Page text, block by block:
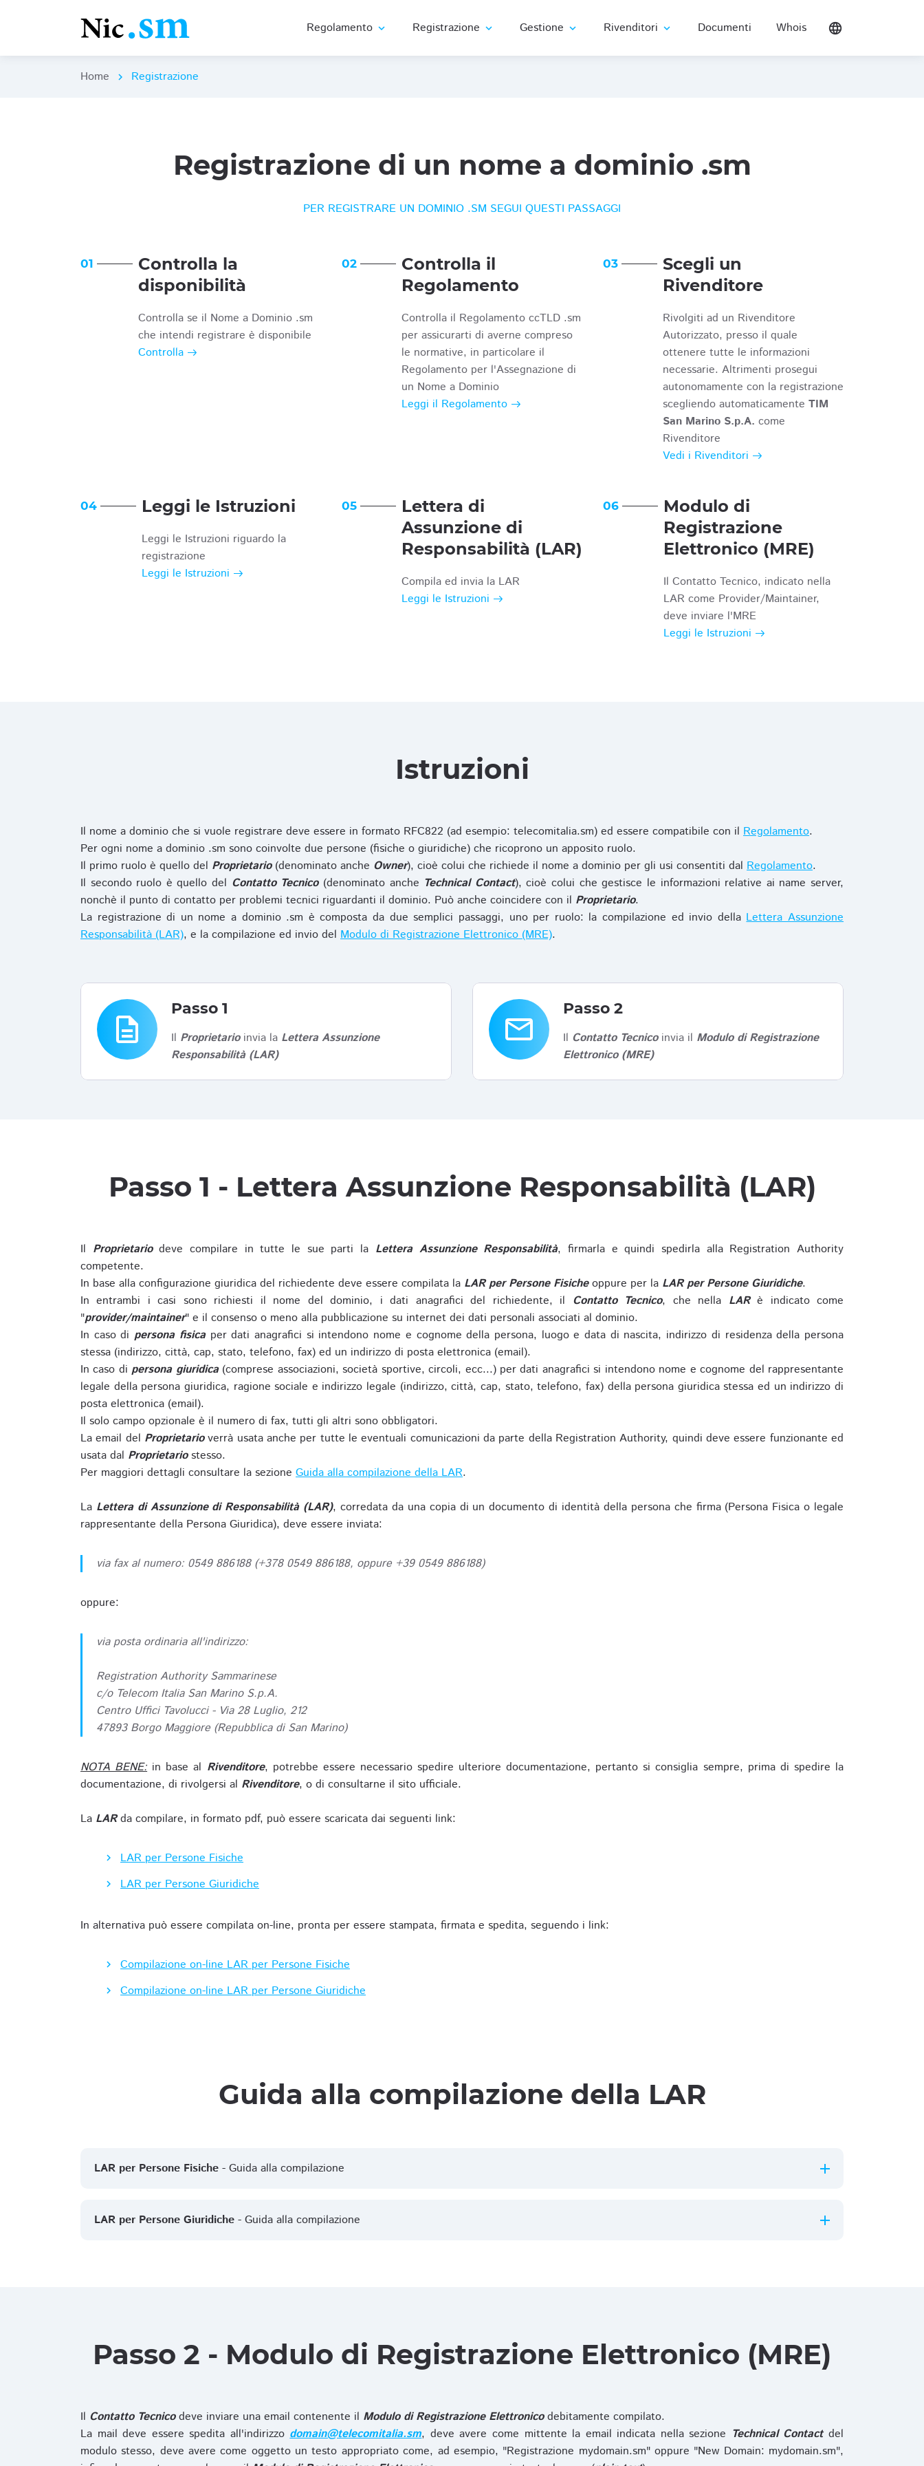
Regolamento expand_more Registrazione expand_more Gestione expand_more Rivenditori expand_more Documenti Whois language
Home chevron_right Registrazione
Registrazione di un nome a dominio .sm
PER REGISTRARE UN DOMINIO .SM SEGUI QUESTI PASSAGGI
01
Controlla la
disponibilità
Controlla se il Nome a Dominio .sm
che intendi registrare è disponibile
Controlla
02
Controlla il
Regolamento
Controlla il Regolamento ccTLD .sm
per assicurarti di averne compreso
le normative, in particolare il
Regolamento per l'Assegnazione di
un Nome a Dominio
Leggi il Regolamento
03
Scegli un
Rivenditore
Rivolgiti ad un Rivenditore
Autorizzato, presso il quale
ottenere tutte le informazioni
necessarie. Altrimenti prosegui
autonomamente con la registrazione
scegliendo automaticamente TIM
San Marino S.p.A. come
Rivenditore
Vedi i Rivenditori
04 Leggi le Istruzioni
Leggi le Istruzioni riguardo la
registrazione
Leggi le Istruzioni
05
Lettera di
Assunzione di
Responsabilità (LAR)
Compila ed invia la LAR
Leggi le Istruzioni
06
Modulo di
Registrazione
Elettronico (MRE)
Il Contatto Tecnico, indicato nella
LAR come Provider/Maintainer,
deve inviare l'MRE
Leggi le Istruzioni
Istruzioni
Il nome a dominio che si vuole registrare deve essere in formato RFC822 (ad esempio: telecomitalia.sm) ed essere compatibile con il Regolamento.
Per ogni nome a dominio .sm sono coinvolte due persone (fisiche o giuridiche) che ricoprono un apposito ruolo.
Il primo ruolo è quello del Proprietario(denominato anche Owner), cioè colui che richiede il nome a dominio per gli usi consentiti dal Regolamento.
Il secondo ruolo è quello del Contatto Tecnico(denominato anche Technical Contact), cioè colui che gestisce le informazioni relative ai name server,
nonchè il punto di contatto per problemi tecnici riguardanti il dominio. Può anche coincidere con il Proprietario.
La registrazione di un nome a dominio .sm è composta da due semplici passaggi, uno per ruolo: la compilazione ed invio dellaLettera Assunzione
Responsabilità (LAR), e la compilazione ed invio del Modulo di Registrazione Elettronico (MRE).
description
Passo 1
Il Proprietarioinvia la Lettera Assunzione
Responsabilità (LAR)
email
Passo 2
Il Contatto Tecnicoinvia il Modulo di Registrazione
Elettronico (MRE)
Passo 1 - Lettera Assunzione Responsabilità (LAR)
Il Proprietariodeve compilare in tutte le sue parti la Lettera Assunzione Responsabilità, firmarla e quindi spedirla alla Registration Authority
competente.
In base alla configurazione giuridica del richiedente deve essere compilata la LAR per Persone Fisicheoppure per la LAR per Persone Giuridiche.
In entrambi i casi sono richiesti il nome del dominio, i dati anagrafici del richiedente, il Contatto Tecnico, che nella LARè indicato come
"provider/maintainer" e il consenso o meno alla pubblicazione su internet dei dati personali associati al dominio.
In caso dipersona fisicaper dati anagrafici si intendono nome e cognome della persona, luogo e data di nascita, indirizzo di residenza della persona
stessa (indirizzo, città, cap, stato, telefono, fax) ed un indirizzo di posta elettronica (email).
In caso dipersona giuridica(comprese associazioni, società sportive, circoli, ecc...) per dati anagrafici si intendono nome e cognome del rappresentante
legale della persona giuridica, ragione sociale e indirizzo legale (indirizzo, città, cap, stato, telefono, fax) della persona giuridica stessa ed un indirizzo di
posta elettronica (email).
Il solo campo opzionale è il numero di fax, tutti gli altri sono obbligatori.
La email del Proprietarioverrà usata anche per tutte le eventuali comunicazioni da parte della Registration Authority, quindi deve essere funzionante ed
usata dal Proprietariostesso.
Per maggiori dettagli consultare la sezione Guida alla compilazione della LAR.
La Lettera di Assunzione di Responsabilità (LAR), corredata da una copia di un documento di identità della persona che firma (Persona Fisica o legale
rappresentante della Persona Giuridica), deve essere inviata:
via fax al numero: 0549 886188 (+378 0549 886188, oppure +39 0549 886188)
oppure:
via posta ordinaria all'indirizzo:
Registration Authority Sammarinese
c/o Telecom Italia San Marino S.p.A.
Centro Uffici Tavolucci - Via 28 Luglio, 212
47893 Borgo Maggiore (Repubblica di San Marino)
NOTA BENE: in base al Rivenditore, potrebbe essere necessario spedire ulteriore documentazione, pertanto si consiglia sempre, prima di spedire la
documentazione, di rivolgersi al Rivenditore, o di consultarne il sito ufficiale.
La LARda compilare, in formato pdf, può essere scaricata dai seguenti link:
LAR per Persone Fisiche
LAR per Persone Giuridiche
In alternativa può essere compilata on-line, pronta per essere stampata, firmata e spedita, seguendo i link:
Compilazione on-line LAR per Persone Fisiche
Compilazione on-line LAR per Persone Giuridiche
Guida alla compilazione della LAR
LAR per Persone Fisiche - Guida alla compilazione
LAR per Persone Giuridiche - Guida alla compilazione
Passo 2 - Modulo di Registrazione Elettronico (MRE)
Il Contatto Tecnicodeve inviare una email contenente il Modulo di Registrazione Elettronicodebitamente compilato.
La mail deve essere spedita all'indirizzodomain@telecomitalia.sm, deve avere come mittente la email indicata nella sezione Technical Contactdel
modulo stesso, deve avere come oggetto un testo appropriato come, ad esempio, "Registrazione mydomain.sm" oppure "New Domain: mydomain.sm",